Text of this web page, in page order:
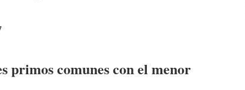
primos comunes con el menor